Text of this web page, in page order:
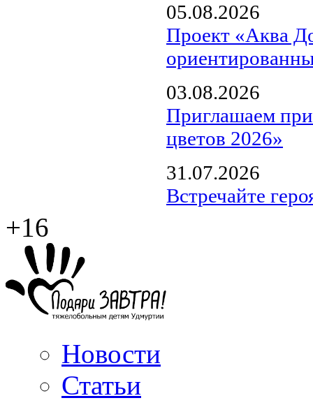
05.08.2026
Проект «Аква
03.08.2026
Приглашаем
цветов 2026»
31.07.2026
Встречайте
+16
Новости
Статьи